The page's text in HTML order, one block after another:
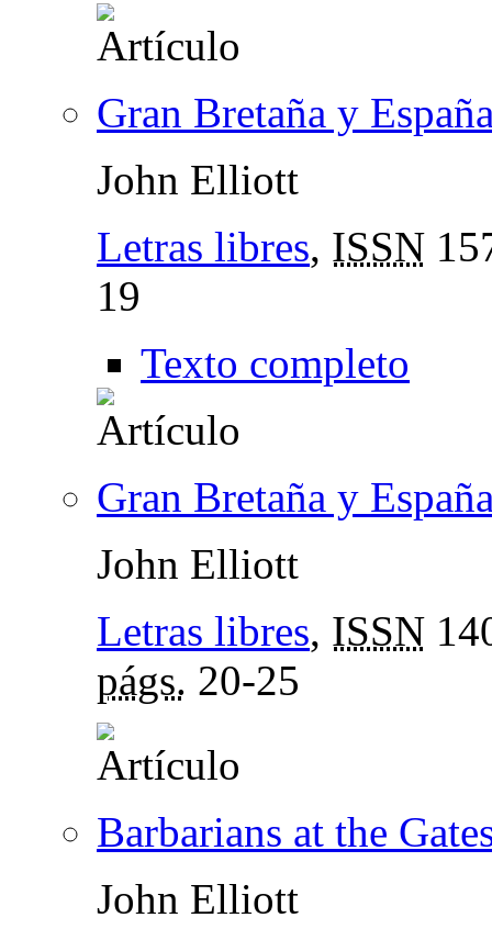
Gran Bretaña y
John Elliott
Letras libres, ISSN
19
Texto completo
Gran Bretaña y
John Elliott
Letras libres, ISSN
págs. 20-25
Barbarians at the
John Elliott